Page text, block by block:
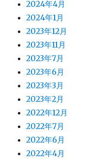
2024年4月
2024年1月
2023年12月
2023年11月
2023年7月
2023年6月
2023年3月
2023年2月
2022年12月
2022年7月
2022年6月
2022年4月